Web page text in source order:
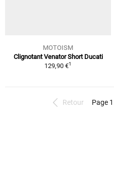
MOTOISM
Clignotant Venator Short Ducati
129,90 €1
Retour Page